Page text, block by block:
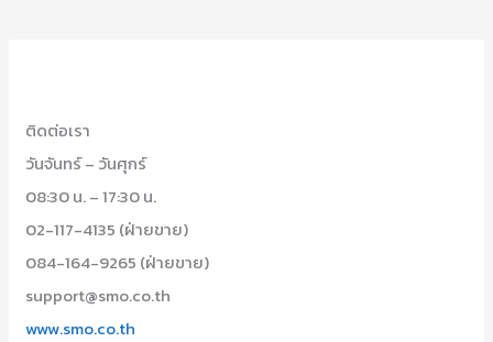
ติดต่อเรา
วันจันทร์ – วันศุกร์
08:30 น. – 17:30 น.
02-117-4135 (ฝ่ายขาย)
084-164-9265 (ฝ่ายขาย)
support@smo.co.th
www.smo.co.th